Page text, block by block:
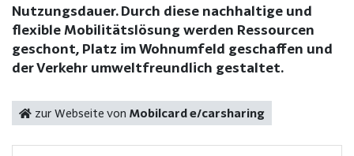
Nutzungsdauer. Durch diese nachhaltige und
flexible Mobilitätslösung werden Ressourcen
geschont, Platz im Wohnumfeld geschaffen und
der Verkehr umweltfreundlich gestaltet.
zur Webseite von Mobilcard e/carsharing